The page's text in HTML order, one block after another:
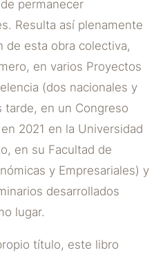
permanecer
Resulta así plenamente
de esta obra colectiva,
en varios Proyectos
(dos nacionales y
tarde, en un Congreso
2021 en la Universidad
en su Facultad de
y Empresariales) y
desarrollados
lugar.
título, este libro